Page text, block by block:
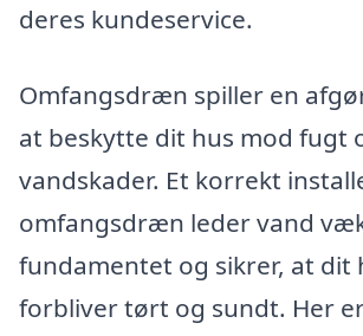
deres kundeservice.
Omfangsdræn spiller en
at beskytte dit hus mod fugt
vandskader. Et korrekt
omfangsdræn leder vand
fundamentet og sikrer, at dit
forbliver tørt og sundt. Her